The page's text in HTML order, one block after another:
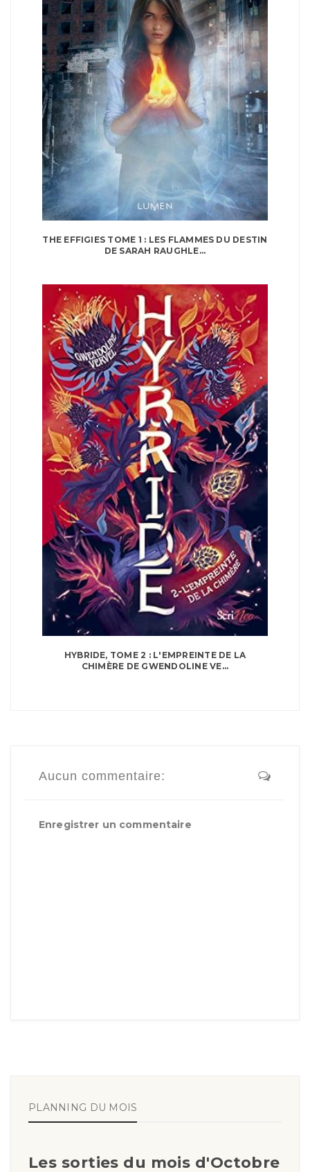
THE EFFIGIES TOME 1 : LES FLAMMES DU DESTIN
DE SARAH RAUGHLE...
HYBRIDE, TOME 2 : L'EMPREINTE DE LA
CHIMÈRE DE GWENDOLINE VE...
Aucun commentaire:
Enregistrer un commentaire
PLANNING DU MOIS
Les sorties du mois d'Octobre